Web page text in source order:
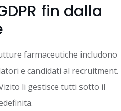
fin dalla
farmaceutiche includono
e candidati al recruitment.
li gestisce tutti sotto il